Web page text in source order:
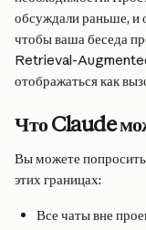
обсуждали раньше, и
чтобы ваша беседа
Retrieval-
отображаться как
Что Claude
Вы можете
этих границах:
Все чаты вне